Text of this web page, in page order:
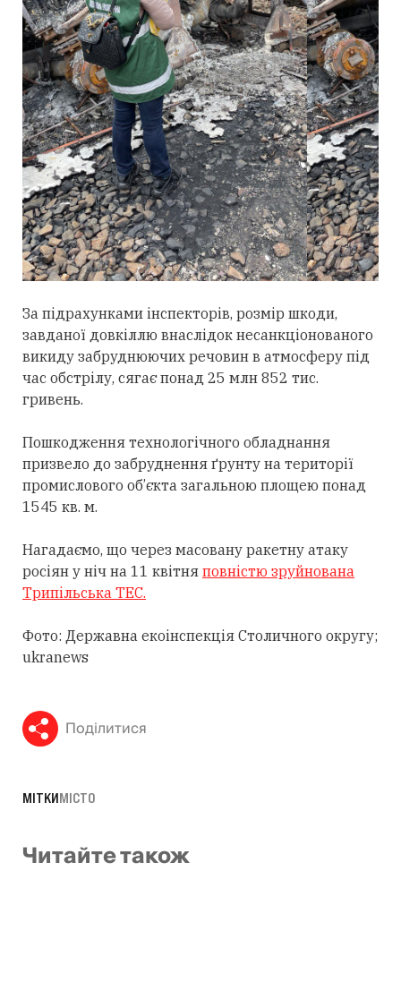
За підрахунками інспекторів, розмір шкоди,
завданої довкіллю внаслідок несанкціонованого
викиду забруднюючих речовин в атмосферу під
час обстрілу, сягає понад 25 млн 852 тис.
гривень.
Пошкодження технологічного обладнання
призвело до забруднення ґрунту на території
промислового об’єкта загальною площею понад
1545 кв. м.
Нагадаємо, що через масовану ракетну атаку
росіян у ніч на 11 квітня повністю зруйнована
Трипільська ТЕС.
Фото: Державна екоінспекція Столичного округу;
ukranews
Поділитися
МІТКИМІСТО
Читайте також